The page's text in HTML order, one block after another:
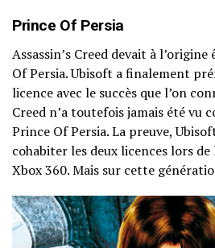
Prince Of Persia
Assassin’s Creed devait à
Of Persia. Ubisoft a finalement
licence avec le succès que l’on
Creed n’a toutefois jamais été vu
Prince Of Persia. La preuve,
cohabiter les deux licences lors
Xbox 360. Mais sur cette